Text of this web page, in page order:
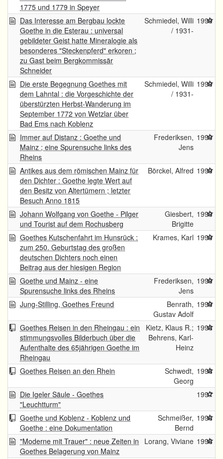
1775 und 1779 in Speyer
Das Interesse am Bergbau lockte
Goethe in die Esterau : universal
gebildeter Geist hatte Mineralogie als
besonderes "Steckenpferd" erkoren ;
zu Gast beim Bergkommissär
Schneider
Schmiedel, Willi
/ 1931-
1999
Die erste Begegnung Goethes mit
dem Lahntal : die Vorgeschichte der
überstürzten Herbst-Wanderung im
September 1772 von Wetzlar über
Bad Ems nach Koblenz
Schmiedel, Willi
/ 1931-
1999
Immer auf Distanz : Goethe und
Mainz ; eine Spurensuche links des
Rheins
Frederiksen,
Jens
1999
Antikes aus dem römischen Mainz für
den Dichter : Goethe legte Wert auf
den Besitz von Altertümern ; letzter
Besuch Anno 1815
Börckel, Alfred 1999
Johann Wolfgang von Goethe - Pilger
und Tourist auf dem Rochusberg
Giesbert,
Brigitte
1999
Goethes Kutschenfahrt im Hunsrück :
zum 250. Geburtstag des großen
deutschen Dichters noch einen
Beitrag aus der hiesigen Region
Krames, Karl 1999
Goethe und Mainz - eine
Spurensuche links des Rheins
Frederiksen,
Jens
1999
Jung-Stilling, Goethes Freund
Benrath,
Gustav Adolf
1999
Goethes Reisen in den Rheingau : ein
stimmungsvolles Bilderbuch über die
Aufenthalte des 65jährigen Goethe im
Rheingau
Kietz, Klaus R.;
Behrens, Karl-
Heinz
1998
Goethes Reisen an den Rhein
Schwedt,
Georg
1998
Die Igeler Säule - Goethes
"Leuchtturm"
1997
Goethe und Koblenz - Koblenz und
Goethe : eine Dokumentation
Schmeißer,
Bernd
1996
"Moderne mit Trauer" : neue Zeiten in
Goethes Belagerung von Mainz
Lorang, Viviane 1996